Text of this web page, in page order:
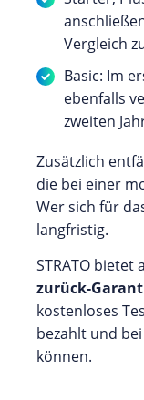
Vergleich
Basic: Im
ebenfalls
zweiten
Zusätzlich
die bei einer
Wer sich für
langfristig.
STRATO bietet
zurück-
kostenloses
bezahlt und
können.